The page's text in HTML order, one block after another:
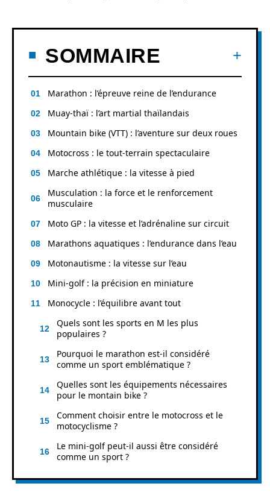
SOMMAIRE
Marathon : l’épreuve reine de l’endurance
Muay-thaï : l’art martial thaïlandais
Mountain bike (VTT) : l’aventure sur deux roues
Motocross : le tout-terrain spectaculaire
Marche athlétique : la vitesse à pied
Musculation : la force et le renforcement
musculaire
Moto GP : la vitesse et l’adrénaline sur circuit
Marathons aquatiques : l’endurance dans l’eau
Motonautisme : la vitesse sur l’eau
Mini-golf : la précision en miniature
Monocycle : l’équilibre avant tout
Quels sont les sports en M les plus
populaires ?
Pourquoi le marathon est-il considéré
comme un sport emblématique ?
Quelles sont les équipements nécessaires
pour le montain bike ?
Comment choisir entre le motocross et le
motocyclisme ?
Le mini-golf peut-il aussi être considéré
comme un sport ?